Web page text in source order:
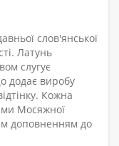
слов'янської
Латунь
слугує
додає виробу
Кожна
Мосяжної
доповненням до